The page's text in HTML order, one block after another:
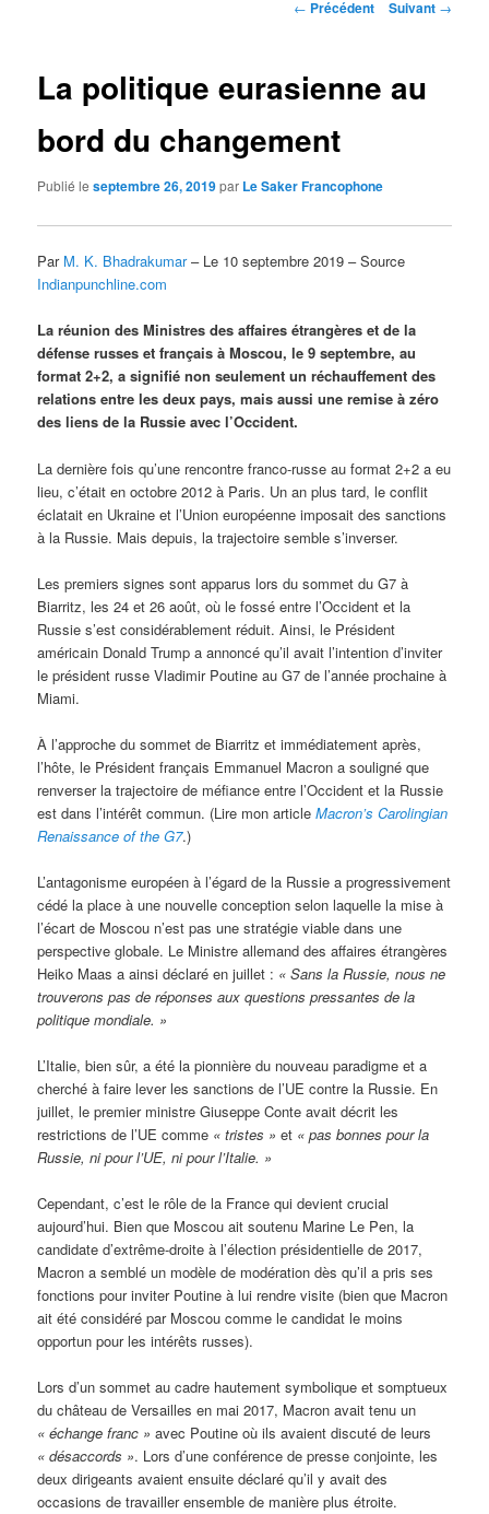
Navigation
← Précédent Suivant →
La politique eurasienne au
bord du changement
Publié leseptembre 26, 2019par Le Saker Francophone
Par M. K. Bhadrakumar– Le 10 septembre 2019 – Source
Indianpunchline.com
La réunion des Ministres des affaires étrangères et de la
défense russes et français à Moscou, le 9 septembre, au
format 2+2, a signifié non seulement un réchauffement des
relations entre les deux pays, mais aussi une remise à zéro
des liens de la Russie avec l’Occident.
La dernière fois qu’une rencontre franco-russe au format 2+2 a eu
lieu, c’était en octobre 2012 à Paris. Un an plus tard, le conflit
éclatait en Ukraine et l’Union européenne imposait des sanctions
à la Russie. Mais depuis, la trajectoire semble s’inverser.
Les premiers signes sont apparus lors du sommet du G7 à
Biarritz, les 24 et 26 août, où le fossé entre l’Occident et la
Russie s’est considérablement réduit. Ainsi, le Président
américain Donald Trump a annoncé qu’il avait l’intention d’inviter
le président russe Vladimir Poutine au G7 de l’année prochaine à
Miami.
À l’approche du sommet de Biarritz et immédiatement après,
l’hôte, le Président français Emmanuel Macron a souligné que
renverser la trajectoire de méfiance entre l’Occident et la Russie
est dans l’intérêt commun. (Lire mon articleMacron’s Carolingian
Renaissance of the G7.)
L’antagonisme européen à l’égard de la Russie a progressivement
cédé la place à une nouvelle conception selon laquelle la mise à
l’écart de Moscou n’est pas une stratégie viable dans une
perspective globale. Le Ministre allemand des affaires étrangères
Heiko Maas a ainsi déclaré en juillet : « Sans la Russie, nous ne
trouverons pas de réponses aux questions pressantes de la
politique mondiale. »
L’Italie, bien sûr, a été la pionnière du nouveau paradigme et a
cherché à faire lever les sanctions de l’UE contre la Russie. En
juillet, le premier ministre Giuseppe Conte avait décrit les
restrictions de l’UE comme « tristes » et « pas bonnes pour la
Russie, ni pour l’UE, ni pour l’Italie. »
Cependant, c’est le rôle de la France qui devient crucial
aujourd’hui. Bien que Moscou ait soutenu Marine Le Pen, la
candidate d’extrême-droite à l’élection présidentielle de 2017,
Macron a semblé un modèle de modération dès qu’il a pris ses
fonctions pour inviter Poutine à lui rendre visite (bien que Macron
ait été considéré par Moscou comme le candidat le moins
opportun pour les intérêts russes).
Lors d’un sommet au cadre hautement symbolique et somptueux
du château de Versailles en mai 2017, Macron avait tenu un
« échange franc » avec Poutine où ils avaient discuté de leurs
« désaccords ». Lors d’une conférence de presse conjointe, les
deux dirigeants avaient ensuite déclaré qu’il y avait des
occasions de travailler ensemble de manière plus étroite.